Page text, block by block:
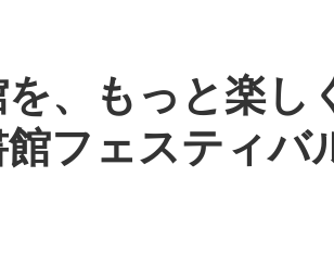
、もっと楽し
フェスティバ